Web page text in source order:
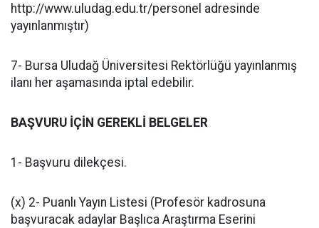
http://www.uludag.edu.tr/personel adresinde
yayınlanmıştır)
7- Bursa Uludağ Üniversitesi Rektörlüğü yayınlanmış
ilanı her aşamasında iptal edebilir.
BAŞVURU İÇİN GEREKLİ BELGELER
1- Başvuru dilekçesi.
(x) 2- Puanlı Yayın Listesi (Profesör kadrosuna
başvuracak adaylar Başlıca Araştırma Eserini